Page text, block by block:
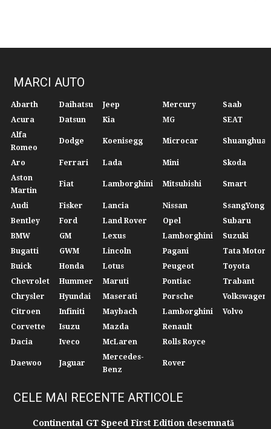
MARCI AUTO
Abarth Daihatsu Jeep Mercury
Saab
Acura
Datsun Kia MG
SEAT
Alfa
Romeo
Dodge Koenisegg Microcar Shuanghuan
Aro Ferrari Lada Mini
Skoda
Aston
Martin
Fiat Lamborghini Mitsubishi Smart
Audi Fisker Lancia Nissan
SsangYong
Bentley
Ford Land Rover Opel
Subaru
BMW
GM Lexus Lamborghini
Suzuki
Bugatti
GWM Lincoln Pagani
Tata Motors
Buick
Honda Lotus Peugeot
Toyota
Chevrolet
Hummer Maruti Pontiac
Trabant
Chrysler
Hyundai Maserati Porsche
Volkswagen
Citroen
Infiniti Maybach Lamborghini
Volvo
Corvette
Isuzu Mazda
Renault
Dacia
Iveco McLaren Rolls Royce
Daewoo Jaguar
Mercedes-
Benz
Rover
CELE MAI RECENTE ARTICOLE
Continental GT Speed First Edition desemnată